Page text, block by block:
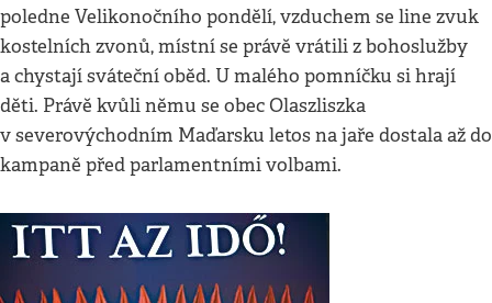
poledne Velikonočního pondělí, vzduchem se line zvuk
kostelních zvonů, místní se právě vrátili z bohoslužby
a chystají sváteční oběd. U malého pomníčku si hrají
děti. Právě kvůli němu se obec Olaszliszka
v severovýchodním Maďarsku letos na jaře dostala až do
kampaně před parlamentními volbami.